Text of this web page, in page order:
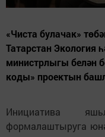
«Чиста булачак»
Татарстан Экология
министрлыгы белән
коды» проектын
Инициатива
формалаштыруга